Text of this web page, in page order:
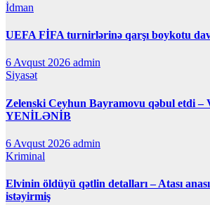
İdman
UEFA FİFA turnirlərinə qarşı boykotu
6 Avqust 2026 admin
Siyasət
Zelenski Ceyhun Bayramovu qəbul etdi –
YENİLƏNİB
6 Avqust 2026 admin
Kriminal
Elvinin öldüyü qətlin detalları – Atası
istəyirmiş